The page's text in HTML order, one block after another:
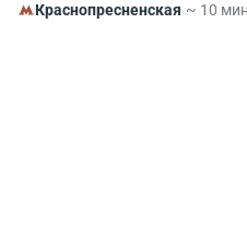
Краснопресненская ~ 10